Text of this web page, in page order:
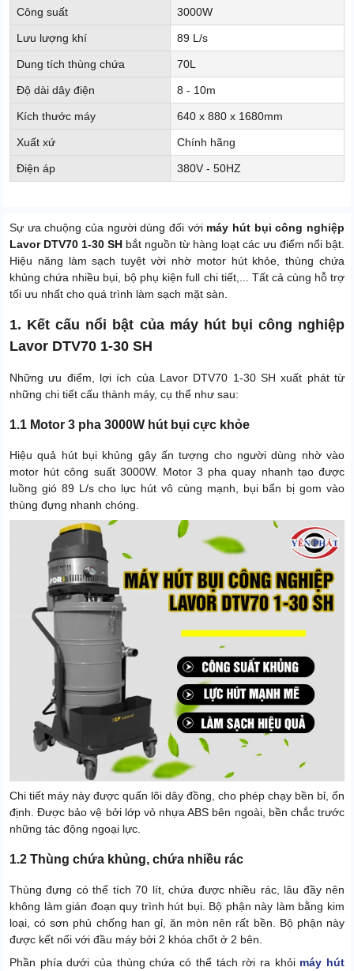
Công suất 3000W
Lưu lượng khí 89 L/s
Dung tích thùng chứa 70L
Độ dài dây điện 8 - 10m
Kích thước máy 640 x 880 x 1680mm
Xuất xứ Chính hãng
Điện áp 380V - 50HZ
Sự ưa chuộng của người dùng đối với máy hút bụi công nghiệp
Lavor DTV70 1-30 SH bắt nguồn từ hàng loạt các ưu điểm nổi bật.
Hiệu năng làm sạch tuyệt vời nhờ motor hút khỏe, thùng chứa
khủng chứa nhiều bụi, bộ phụ kiện full chi tiết,... Tất cả cùng hỗ trợ
tối ưu nhất cho quá trình làm sạch mặt sàn.
1. Kết cấu nổi bật của máy hút bụi công nghiệp
Lavor DTV70 1-30 SH
Những ưu điểm, lợi ích của Lavor DTV70 1-30 SH xuất phát từ
những chi tiết cấu thành máy, cụ thể như sau:
1.1 Motor 3 pha 3000W hút bụi cực khỏe
Hiệu quả hút bụi khủng gây ấn tượng cho người dùng nhờ vào
motor hút công suất 3000W. Motor 3 pha quay nhanh tạo được
luồng gió 89 L/s cho lực hút vô cùng mạnh, bụi bẩn bị gom vào
thùng đựng nhanh chóng.
Chi tiết máy này được quấn lõi dây đồng, cho phép chạy bền bỉ, ổn
định. Được bảo vệ bởi lớp vỏ nhựa ABS bên ngoài, bền chắc trước
những tác động ngoại lực.
1.2 Thùng chứa khủng, chứa nhiều rác
Thùng đựng có thể tích 70 lít, chứa được nhiều rác, lâu đầy nên
không làm gián đoạn quy trình hút bụi. Bộ phận này làm bằng kim
loại, có sơn phủ chống han gỉ, ăn mòn nên rất bền. Bộ phận này
được kết nối với đầu máy bởi 2 khóa chốt ở 2 bên.
Phần phía dưới của thùng chứa có thể tách rời ra khỏi máy hút